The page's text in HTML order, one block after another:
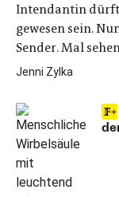
Intendantin
gewesen sein.
Sender. Mal
Jenni Zylka